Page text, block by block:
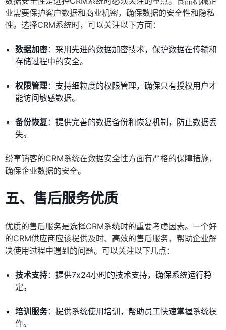
业需要保护客户数据和商业机密，确保数据的安全性和隐私
性。选择CRM系统时，可以关注以下方面：
数据加密：采用先进的数据加密技术，保护数据在传输和
存储过程中的安全。
权限管理：支持细粒度的权限管理，确保只有授权用户才
能访问敏感数据。
备份恢复 ：提供完善的数据备份和恢复机制，防止数据丢
失。
纷享销客的CRM系统在数据安全性方面有严格的保障措施，
确保企业数据的安全。
五、售后服务优质
优质的售后服务是选择CRM系统时的重要考虑因素。一个好
的CRM供应商应该提供及时、高效的售后服务，帮助企业解
决使用过程中遇到的问题。可以关注以下几点：
技术支持：提供7x24小时的技术支持，确保系统运行稳
定。
培训服务：提供系统使用培训，帮助员工快速掌握系统操
作。